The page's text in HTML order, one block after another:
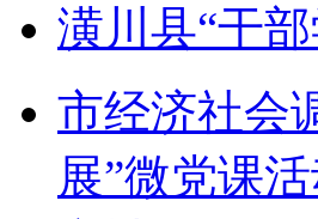
潢川县“干
市经济社会
展”微党课